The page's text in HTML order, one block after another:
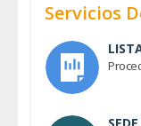
Servicios